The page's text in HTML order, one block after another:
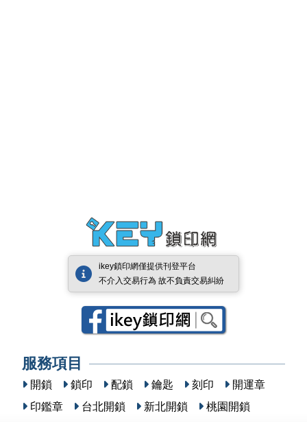
ikey鎖印網僅提供刊登平台
不介入交易行為 故不負責交易糾紛
服務項目
開鎖 鎖印 配鎖 鑰匙 刻印
開運章
印鑑章
台北開鎖 新北開鎖 桃園開鎖